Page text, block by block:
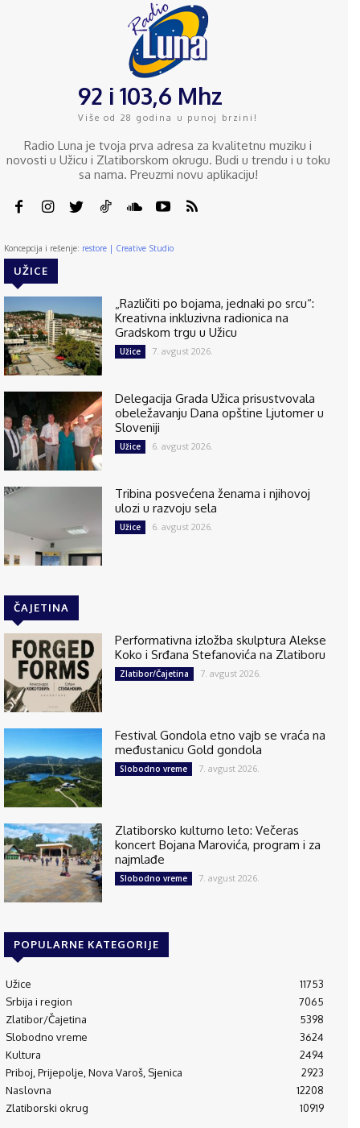
92 i 103,6 Mhz
Više od 28 godina u punoj brzini!
Radio Luna je tvoja prva adresa za kvalitetnu muziku i
novosti u Užicu i Zlatiborskom okrugu. Budi u trendu i u toku
sa nama. Preuzmi novu aplikaciju!
Koncepcija i rešenje: restore | Creative Studio
UŽICE
„Različiti po bojama, jednaki po srcu“:
Kreativna inkluzivna radionica na
Gradskom trgu u Užicu
Užice 7. avgust 2026.
Delegacija Grada Užica prisustvovala
obeležavanju Dana opštine Ljutomer u
Sloveniji
Užice 6. avgust 2026.
Tribina posvećena ženama i njihovoj
ulozi u razvoju sela
Užice 6. avgust 2026.
ČAJETINA
Performativna izložba skulptura Alekse
Koko i Srđana Stefanovića na Zlatiboru
Zlatibor/Čajetina 7. avgust 2026.
Festival Gondola etno vajb se vraća na
međustanicu Gold gondola
Slobodno vreme 7. avgust 2026.
Zlatiborsko kulturno leto: Večeras
koncert Bojana Marovića, program i za
najmlađe
Slobodno vreme 7. avgust 2026.
POPULARNE KATEGORIJE
Užice
11753
Srbija i region
7065
Zlatibor/Čajetina
5398
Slobodno vreme
3624
Kultura
2494
Priboj, Prijepolje, Nova Varoš, Sjenica
2923
Naslovna
12208
Zlatiborski okrug
10919